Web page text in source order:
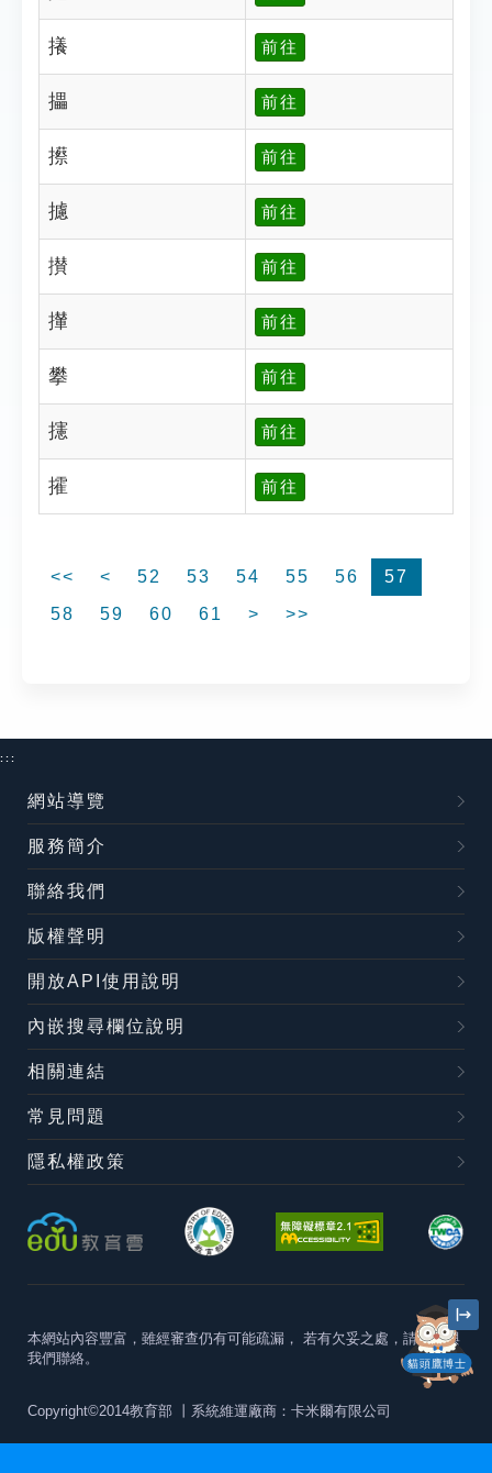
攁 前往
攂 前往
攃 前往
攄 前往
攅 前往
攆 前往
攀 前往
攇 前往
攉 前往
<< < 52 53 54 55 56
57
58
59 60 61 > >>
貓頭鷹博士
:::
網站導覽
服務簡介
聯絡我們
版權聲明
開放API使用說明
內嵌搜尋欄位說明
相關連結
常見問題
隱私權政策
本網站內容豐富，雖經審查仍有可能疏漏， 若有欠妥之處，請隨時與
我們聯絡。
Copyright©2014教育部 丨系統維運廠商：卡米爾有限公司